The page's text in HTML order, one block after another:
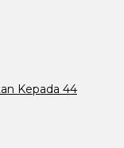
Kepada 44